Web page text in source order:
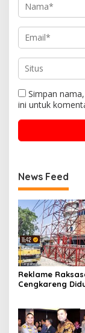
Simpan
ini untuk
News Feed
Reklame
Cengkareng
Identitas
Dikenali